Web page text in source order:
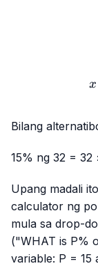
x
Bilang
15% ng 32 = 32
Upang madali
calculator ng
mula sa drop-
("WHAT is P%
variable: P = 15